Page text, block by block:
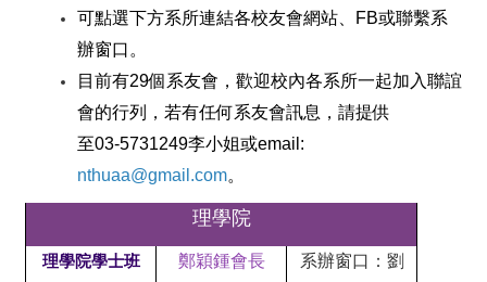
可點選下方系所連結各校友會網站、FB或聯繫系
辦窗口。
目前有29個系友會，歡迎校內各系所一起加入聯誼
會的行列，若有任何系友會訊息，請提供
至03-5731249李小姐或email:
nthuaa@gmail.com。
理學院
理學院學士班 鄭穎鍾會長
系辦窗口：劉